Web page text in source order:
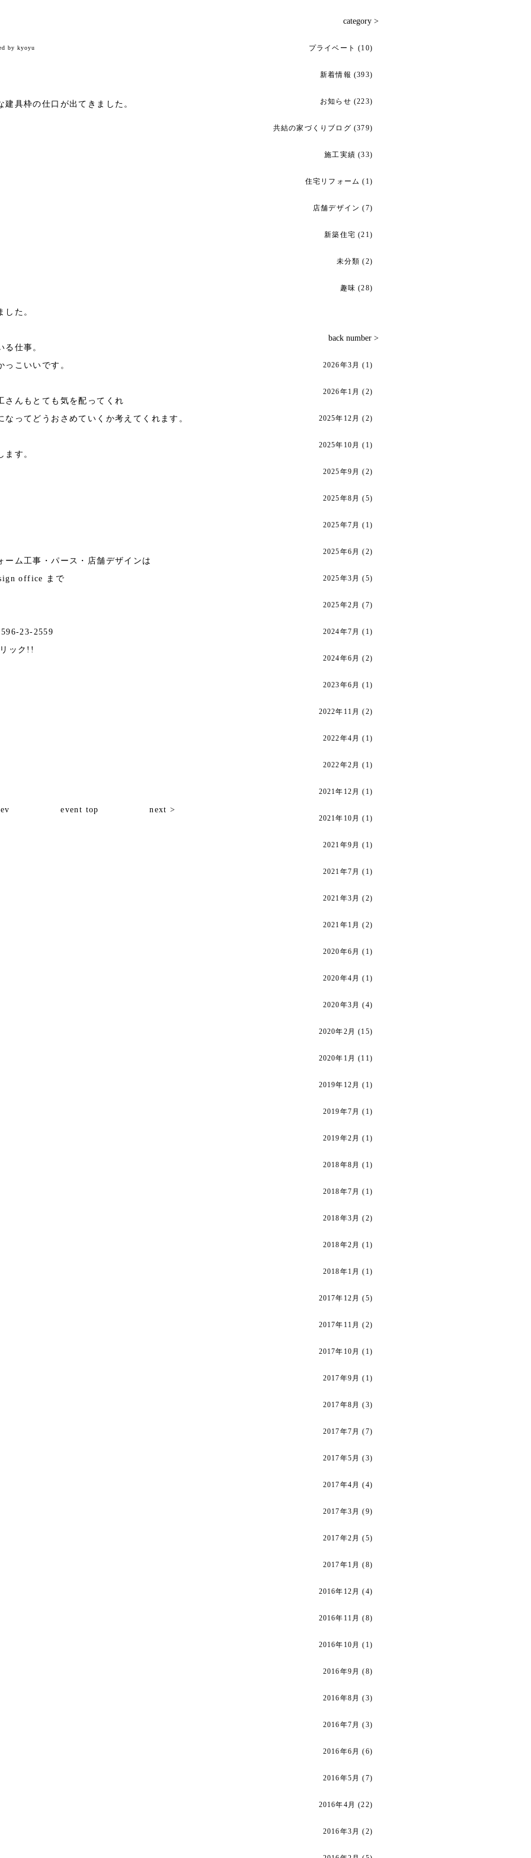
by kyoyu
具枠の仕口が出てきました。
た。
仕事。
こいいです。
さんもとても気を配ってくれ
ってどうおさめていくか考えてくれます。
す。
ーム工事・パース・店舗デザインは
office まで
23-2559
ック!!
event top next >
category >
プライベート (10)
新着情報 (393)
お知らせ (223)
共結の家づくりブログ (379)
施工実績 (33)
住宅リフォーム (1)
店舗デザイン (7)
新築住宅 (21)
未分類 (2)
趣味 (28)
back number >
2026年3月 (1)
2026年1月 (2)
2025年12月 (2)
2025年10月 (1)
2025年9月 (2)
2025年8月 (5)
2025年7月 (1)
2025年6月 (2)
2025年3月 (5)
2025年2月 (7)
2024年7月 (1)
2024年6月 (2)
2023年6月 (1)
2022年11月 (2)
2022年4月 (1)
2022年2月 (1)
2021年12月 (1)
2021年10月 (1)
2021年9月 (1)
2021年7月 (1)
2021年3月 (2)
2021年1月 (2)
2020年6月 (1)
2020年4月 (1)
2020年3月 (4)
2020年2月 (15)
2020年1月 (11)
2019年12月 (1)
2019年7月 (1)
2019年2月 (1)
2018年8月 (1)
2018年7月 (1)
2018年3月 (2)
2018年2月 (1)
2018年1月 (1)
2017年12月 (5)
2017年11月 (2)
2017年10月 (1)
2017年9月 (1)
2017年8月 (3)
2017年7月 (7)
2017年5月 (3)
2017年4月 (4)
2017年3月 (9)
2017年2月 (5)
2017年1月 (8)
2016年12月 (4)
2016年11月 (8)
2016年10月 (1)
2016年9月 (8)
2016年8月 (3)
2016年7月 (3)
2016年6月 (6)
2016年5月 (7)
2016年4月 (22)
2016年3月 (2)